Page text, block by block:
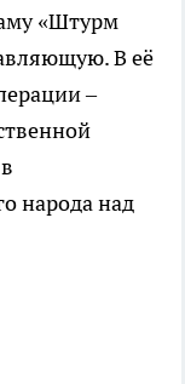
«Штурм
В её
–
народа над